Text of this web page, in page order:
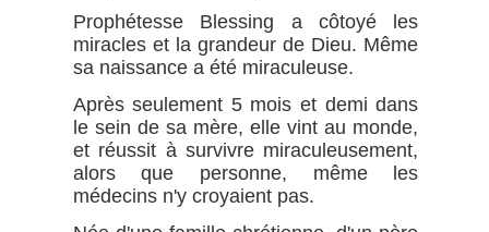
Prophétesse Blessing a côtoyé les
miracles et la grandeur de Dieu. Même
sa naissance a été miraculeuse.
Après seulement 5 mois et demi dans
le sein de sa mère, elle vint au monde,
et réussit à survivre miraculeusement,
alors que personne, même les
médecins n'y croyaient pas.